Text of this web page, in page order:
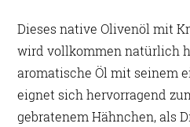
Dieses native Olivenöl mit
wird vollkommen natürlich
aromatische Öl mit seinem
eignet sich hervorragend
gebratenem Hähnchen, als